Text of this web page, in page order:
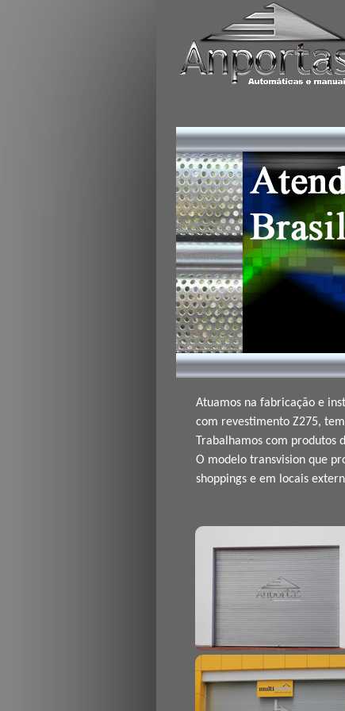
Atuamos na fabricação e
com revestimento Z275,
Trabalhamos com
O modelo transvision que
shoppings e em locais